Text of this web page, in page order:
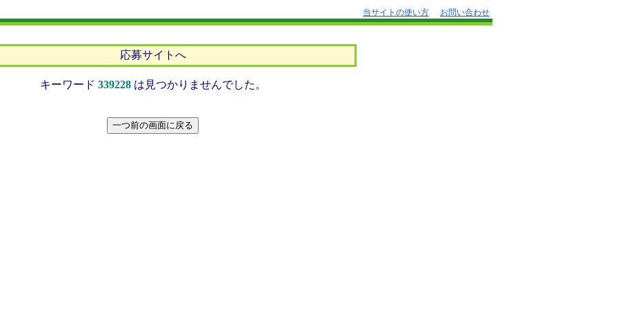
当サイトの使い方 お問い合わせ
応募サイトへ
キーワード 339228は見つかりませんでした。